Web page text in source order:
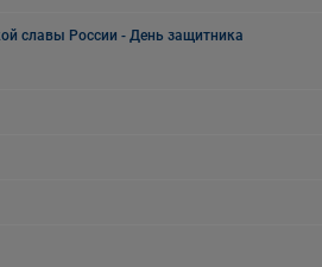
славы России - День защитника